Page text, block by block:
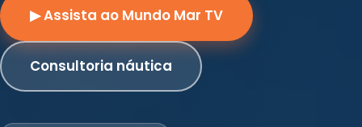
▶ Assista ao Mundo Mar TV
Consultoria náutica